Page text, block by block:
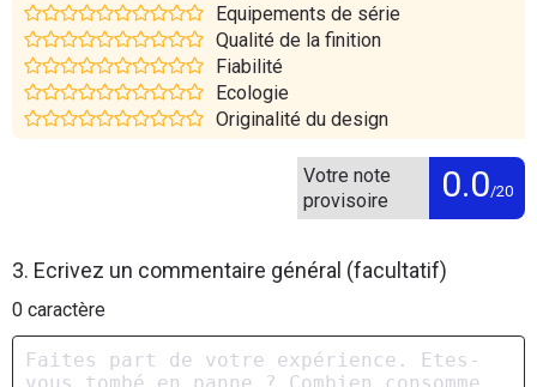
Equipements de série
Qualité de la finition
Fiabilité
Ecologie
Originalité du design
Votre note
provisoire
0.0/20
3. Ecrivez un commentaire général (facultatif)
0 caractère